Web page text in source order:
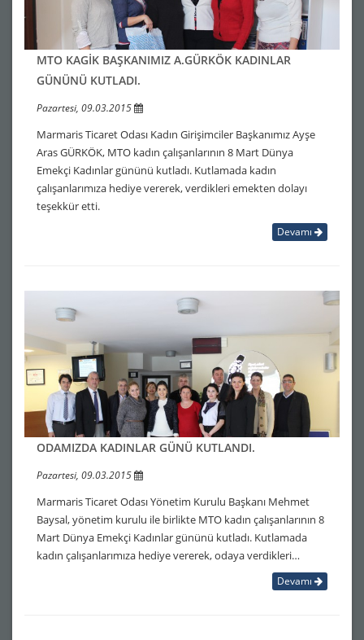
MTO KAGİK BAŞKANIMIZ A.GÜRKÖK KADINLAR
GÜNÜNÜ KUTLADI.
Pazartesi, 09.03.2015
Marmaris Ticaret Odası Kadın Girişimciler Başkanımız Ayşe
Aras GÜRKÖK, MTO kadın çalışanlarının 8 Mart Dünya
Emekçi Kadınlar gününü kutladı. Kutlamada kadın
çalışanlarımıza hediye vererek, verdikleri emekten dolayı
teşekkür etti.
Devamı
ODAMIZDA KADINLAR GÜNÜ KUTLANDI.
Pazartesi, 09.03.2015
Marmaris Ticaret Odası Yönetim Kurulu Başkanı Mehmet
Baysal, yönetim kurulu ile birlikte MTO kadın çalışanlarının 8
Mart Dünya Emekçi Kadınlar gününü kutladı. Kutlamada
kadın çalışanlarımıza hediye vererek, odaya verdikleri…
Devamı